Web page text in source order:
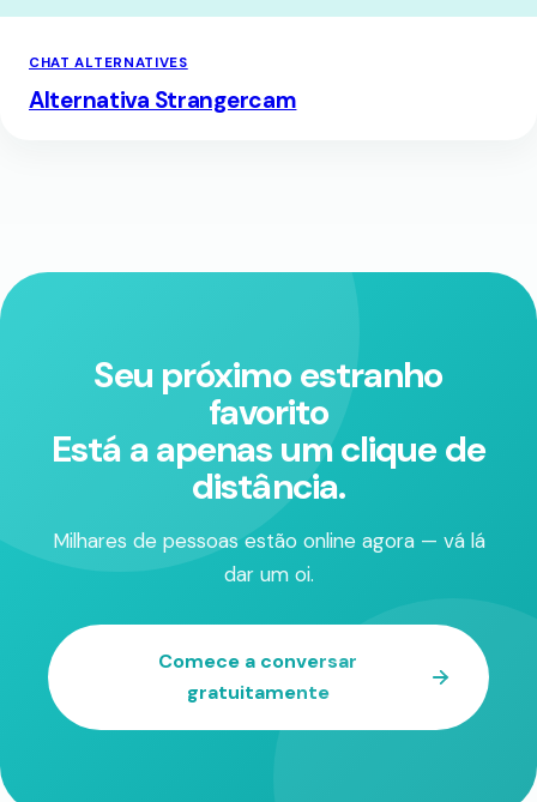
CHAT ALTERNATIVES
Alternativa Strangercam
Seu próximo estranho
favorito
Está a apenas um clique de
distância.
Milhares de pessoas estão online agora — vá lá
dar um oi.
Comece a conversar
gratuitamente